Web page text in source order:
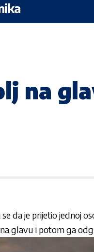
na
da je prijetio jednoj
glavu i potom ga